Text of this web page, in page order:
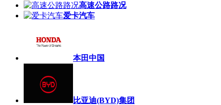
高速公路路况
爱卡汽车
本田中国
比亚迪(BYD)集团